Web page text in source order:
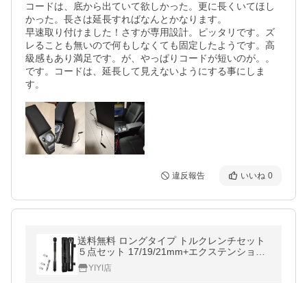
コードは、底から出ていて欲しかった。更に長くいてほし
かった。長さは延長すればなんとかなります。
早速取り付けました！さすが専用設計。ピッタリです。ズ
レることも無いので何もしなくても固定したようです。高
級感もあり満足です。が、やっぱりコードが短いのが。。
です。コードは、延長して見えないようにする事にしま
す。
違反報告 いいね 0
送料無料 ロングタイプ トルクレンチセット
５点セット 17/19/21mm+エクステンション
専用ケース付き 車 タイヤ交換
YIYI店